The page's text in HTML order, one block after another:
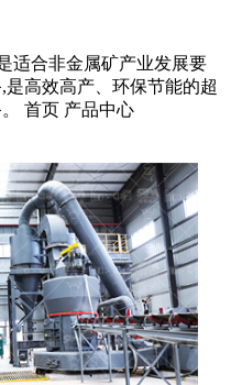
适合非金属矿产业发展要
高效高产、环保节能的超
首页 产品中心